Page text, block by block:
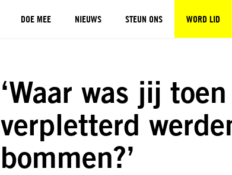
DOE MEE NIEUWS STEUN ONS WORD LID
‘Waar was jij
verpletterd
bommen?’